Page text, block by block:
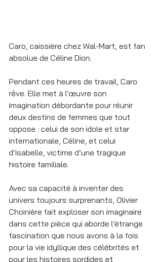
Caro, caissière chez Wal-Mart, est fan
absolue de Céline Dion.
Pendant ces heures de travail, Caro
rêve. Elle met à l'œuvre son
imagination débordante pour réunir
deux destins de femmes que tout
oppose : celui de son idole et star
internationale, Céline, et celui
d'Isabelle, victime d’une tragique
histoire familiale.
Avec sa capacité à inventer des
univers toujours surprenants, Olivier
Choinière fait exploser son imaginaire
dans cette pièce qui aborde l’étrange
fascination que nous avons à la fois
pour la vie idyllique des célébrités et
pour les histoires sordides et